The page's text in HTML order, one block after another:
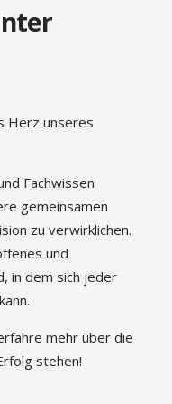
Herz unseres
Fachwissen
gemeinsamen
zu verwirklichen.
und
in dem sich jeder
mehr über die
stehen!